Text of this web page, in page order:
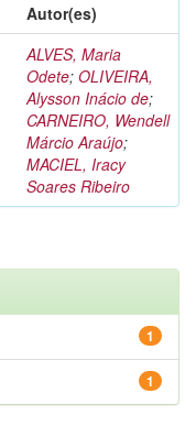
Autor(es)
ALVES, Maria
Odete; OLIVEIRA,
Alysson Inácio de;
CARNEIRO, Wendell
Márcio Araújo;
MACIEL, Iracy
Soares Ribeiro
1
1